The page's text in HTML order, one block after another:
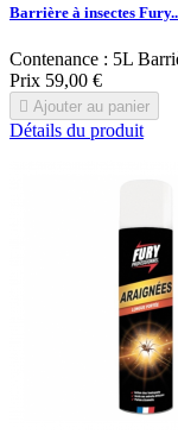
Barrière à insectes
Contenance : 5L
Prix 59,00 €
 Ajouter au panier
Détails du produit